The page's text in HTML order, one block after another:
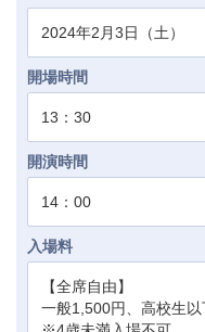
2024年2月3日（土）
開場時間
13：30
開演時間
14：00
入場料
【全席自由】
一般1,500円、高校生以